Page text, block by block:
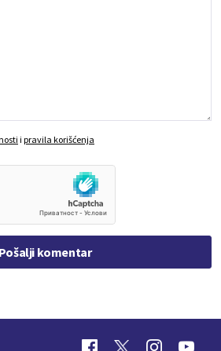
i pravila korišćenja
Pošalji komentar